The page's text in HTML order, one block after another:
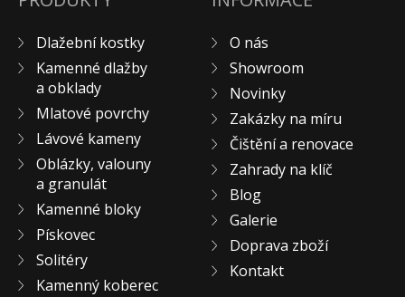
MLATOVÉ POVRCHY
ZAKÁZKY NA MÍRU
VÝPRODEJ
NOVINKY
BLOG
KONTAKT
Dlažební kostky
Kamenné dlažby
a obklady
Mlatové povrchy
Lávové kameny
Oblázky, valouny
a granulát
Kamenné bloky
Pískovec
Solitéry
Kamenný koberec
O nás
Showroom
Novinky
Zakázky na míru
Čištění a renovace
Zahrady na klíč
Blog
Galerie
Doprava zboží
Kontakt